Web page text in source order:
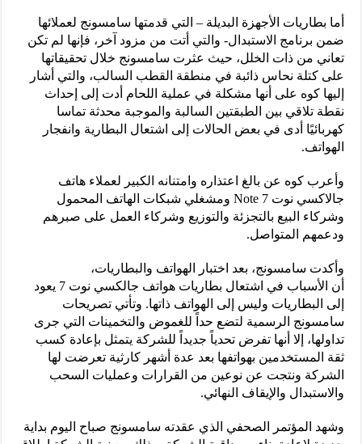
أما بطاريات الأجهزة البديلة – التي قدمتها سامسونج لعملائها
ضمن برنامج الاستبدال- والتي أتت من مزود آخر، فإنها لم تكن
تعاني من ذات الخلل، حيث عثرت سامسونج خلال تحقيقاتها
على كتلة نحاس ذائبة في منطقة القطب السالب، والتي أشار
إليها كوه على أنها مشكلة في عملية اللحام أدت إلى إحداث
نقطة تلاقي بين الطبقتين السالبة والموجبة محدثة تماسا
كهربائيًا أدى في بعض الحالات إلى اشتعال البطارية وانفجار
الهواتف.
وأعرب كوه عن بالغ اعتذاره وامتنانه الكبير لعملاء هاتف
جالاكسي نوت Note 7 ومشغلي شبكات الهاتف المحمول
وشركاء البيع بالتجزئة والتوزيع وشركاء العمل على صبرهم
ودعمهم المتواصل.
وأكدت سامسونج، بعد اختبار الهواتف والبطاريات،
أن الأسباب في اشتعال بطاريات هواتف جالكسي نوت 7 يعود
إلى البطاريات وليس إلى الهواتف ذاتها. وتأتي تصريحات
سامسونج الرسمية لتضع حداً للغموض والتخمينات التي جرى
تداولها، إلا أنها تفرض تحدياً جديداً للشركة يتمثل بإعادة كسب
ثقة المستخدمين بهواتفها بعد عدة أشهر كارثية تعرضت لها
الشركة ونتجت عن نوعين من القرارات وعمليات السحب
والاستبدال والإيقاف النهائي.
وشهد المؤتمر الصحفي الذي عقدته سامسونج صباح اليوم بداية